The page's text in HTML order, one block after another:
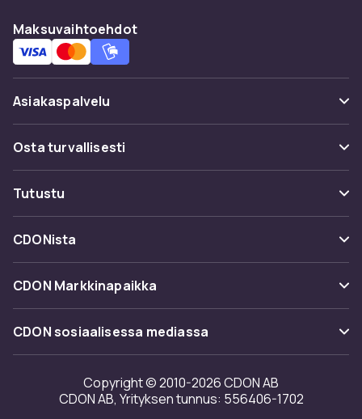
Maksuvaihtoehdot
Asiakaspalvelu
Usein kysyttyä (UKK)
Seuraa pakettia
Ota yhteyttä
Osta turvallisesti
Maksuvaihtoehdot
Toimitus
Takaisinvedot
Tutustu
Kategoriat
Tuotemerkit
CDONista
Tietoa meistä
Asiakasarvionnit
Investor relations
Saavutettavuusseloste
CDON Markkinapaikka
Merchant Help Center
CDON sosiaalisessa mediassa
Copyright © 2010-2026 CDON AB
CDON AB, Yrityksen tunnus: 556406-1702